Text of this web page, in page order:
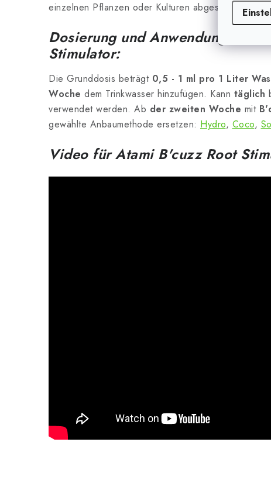
einzelnen Pflanzen oder Kulturen abgestimmt
Dosierung und Anwendung von
Stimulator:
Die Grunddosis beträgt 0,5 - 1 ml pro 1 Liter
Woche dem Trinkwasser hinzufügen. Kann täglich
verwendet werden. Ab der zweiten Woche mit
gewählte Anbaumethode ersetzen: Hydro, Coco,
Video für Atami B'cuzz Root